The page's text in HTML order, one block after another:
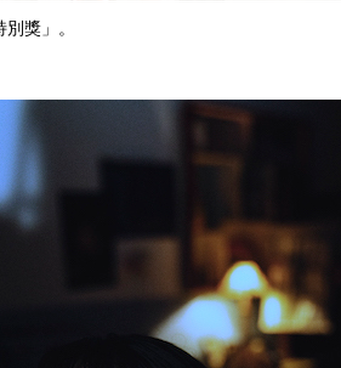
獎」。